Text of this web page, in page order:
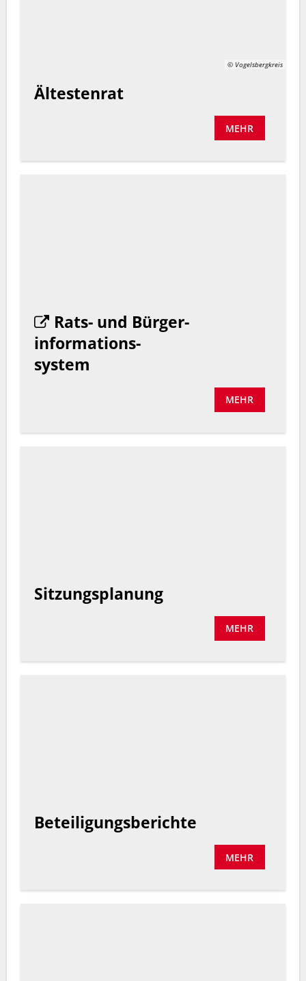
© Vogelsbergkreis
Ältestenrat
MEHR
Rats- und Bürger-
informations-
system
MEHR
Sitzungsplanung
MEHR
Beteiligungsberichte
MEHR